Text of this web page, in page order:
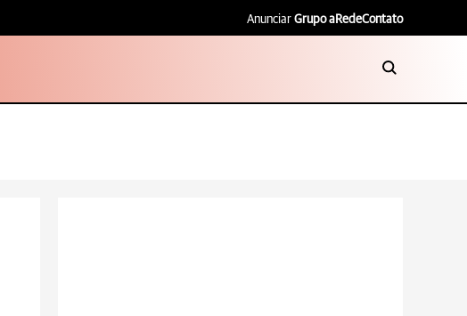
Anunciar Grupo aRedeContato